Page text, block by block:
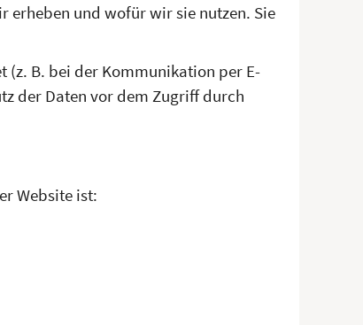
erheben und wofür wir sie nutzen. Sie
B. bei der Kommunikation per E-
der Daten vor dem Zugriff durch
Website ist: